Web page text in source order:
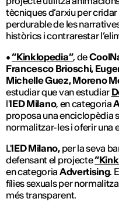
tècniques d’arxiu per
perdurable de les
històrics i contrarestar
•“Kinklopedia”, de
Francesco Brioschi,
Michelle Guez, Moreno
estudiar que van estudiar
l'IEDMilano, en categoria
proposa una enciclopèdia
normalitzar-les i oferir una
L'IED Milano, per la seva
defensant el projecte
en categoria Advertising.
fílies sexuals per
més transparent.